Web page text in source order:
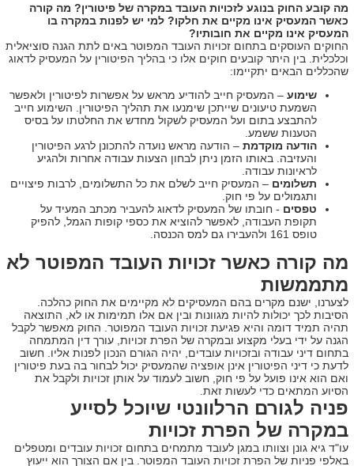
מה קובע החוק בנוגע לזכויות העובד במקרה של פיטורין? מה קורה
כאשר המעסיק אינו מקיים את חלקו? למי יש לפנות במקרה בו
המעסיק אינו מקיים את חובותיו?
החוקים העוסקים בתחום זכויות העובד המפוטר באים לתת הגנה סוציאלית
וכלכלית. בין היתר קובעים חוקים אלו כי בהליך הפיטורין על המעסיק לדאוג
שהכללים הבאים יתקיימו:
שימוע – המעסיק חייב להודיע מראש על אפשרות לפיטורין ולאפשר
השמעת טיעונים שייתכן שימנעו את תהליך הפיטורין. השימוע חייב
להתבצע בתום ועל המעסיק לשקול מחדש את החלטתו על בסיס
הטענות ששמע.
הודעה מוקדמת – הודעה מראש נועדה להתכונן לרגע הפיטורין
והעזיבה. באותו הזמן ניתן לבחון הצעות עבודה אחרות ולהגיע
לראיונות עבודה.
תשלומים – המעסיק חייב לשלם את כל התשלומים, לרבות פיצויים
ותגמולים על פי חוק.
טפסים - חובתו של המעסיק לדאוג להעביר מכתב המעיד על
תקופת העבודה, לאפשר להוציא את כספי קופות הגמל, להפיק
טופס 161 ולהעבירו גם למס הכנסה.
מה קורה כאשר זכויות העובד המפוטר לא
מתממשות
לצערנו, ישנם מקרים בהם המעסיקים לא מקיימים את החוק כהלכה.
הסיבות לכך יכולות להיות מגוונות ובין אם אלו תמימות או לא, התוצאה
תהיה תמיד דומה והיא פגיעת זכויות העובד המפוטר. החוק מאפשר לקבל
הגנה על ידי בעלי מקצוע ובמקרה של הפרת זכויות, עורך דין המתמחה
בתחום דיני עבודה ובזכויות עובדים, יהיה הגורם הנכון לפנות אליו. חשוב
לדעת כי דיני הפיטורין אינן אופציה שהמעסיק יכול לבחור בה בעת פיטורין
ואם הוא אינו פועל על פי חוק, חשוב לעמוד על אותן זכויות ולקבל את
הסיוע המתאים כדי לעשות זאת.
פניה לגורם הרלוונטי שיוכל לסייע
במקרה של הפרת זכויות
עו"ד גיא גונן וצוותו במגן לעובד מתמחים בתחום זכויות עובדים ומטפלים
באלפי פניות של הפרת זכויות העובד המפוטר. בין אם הצורך הוא ייעוץ